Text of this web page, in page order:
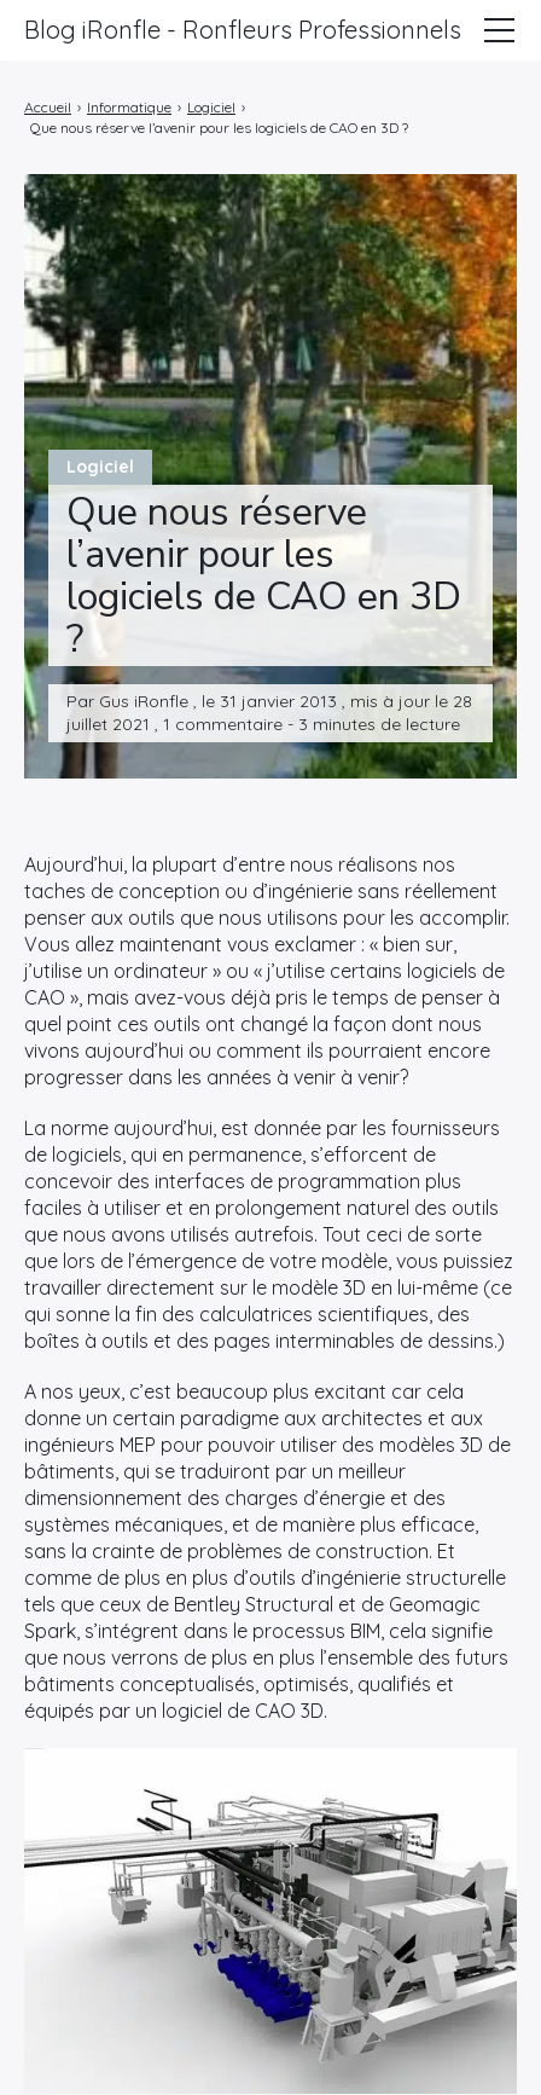
Logiciel
Que nous réserve
l’avenir pour les
logiciels de CAO en 3D
?
Par Gus iRonfle , le 31 janvier 2013 , mis à jour le 28
juillet 2021 , 1 commentaire - 3 minutes de lecture
Accueil › Informatique › Logiciel ›
Que nous réserve l’avenir pour les logiciels de CAO en 3D ?
Aujourd’hui, la plupart d’entre nous réalisons nos
taches de conception ou d’ingénierie sans réellement
penser aux outils que nous utilisons pour les accomplir.
Vous allez maintenant vous exclamer : « bien sur,
j’utilise un ordinateur » ou « j’utilise certains logiciels de
CAO », mais avez-vous déjà pris le temps de penser à
quel point ces outils ont changé la façon dont nous
vivons aujourd’hui ou comment ils pourraient encore
progresser dans les années à venir à venir?
La norme aujourd’hui, est donnée par les fournisseurs
de logiciels, qui en permanence, s’efforcent de
concevoir des interfaces de programmation plus
faciles à utiliser et en prolongement naturel des outils
que nous avons utilisés autrefois. Tout ceci de sorte
que lors de l’émergence de votre modèle, vous puissiez
travailler directement sur le modèle 3D en lui-même (ce
qui sonne la fin des calculatrices scientifiques, des
boîtes à outils et des pages interminables de dessins.)
A nos yeux, c’est beaucoup plus excitant car cela
donne un certain paradigme aux architectes et aux
ingénieurs MEP pour pouvoir utiliser des modèles 3D de
bâtiments, qui se traduiront par un meilleur
dimensionnement des charges d’énergie et des
systèmes mécaniques, et de manière plus efficace,
sans la crainte de problèmes de construction. Et
comme de plus en plus d’outils d’ingénierie structurelle
tels que ceux de Bentley Structural et de Geomagic
Spark, s’intégrent dans le processus BIM, cela signifie
que nous verrons de plus en plus l’ensemble des futurs
bâtiments conceptualisés, optimisés, qualifiés et
équipés par un logiciel de CAO 3D.
Blog iRonfle - Ronfleurs Professionnels
Revue Web
Informatique
Marketing
Lifestyle
Entreprises